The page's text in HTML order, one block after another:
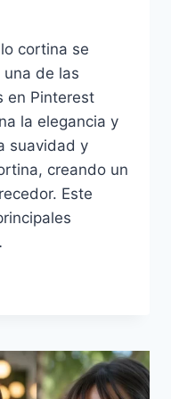
cortina se
de las
en Pinterest
la elegancia y
suavidad y
creando un
Este